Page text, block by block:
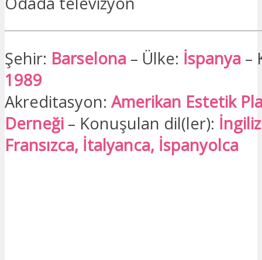
Şehir: Barselona – Ülke: İspanya –
1989
Akreditasyon: Amerikan Estetik
Derneği – Konuşulan dil(ler):
Fransızca, İtalyanca, İspanyolca